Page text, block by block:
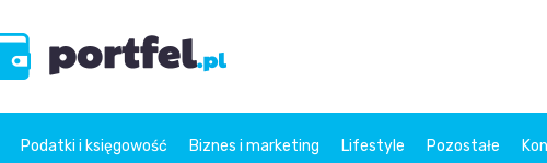
Podatki i księgowość Biznes i marketing Lifestyle Pozostałe